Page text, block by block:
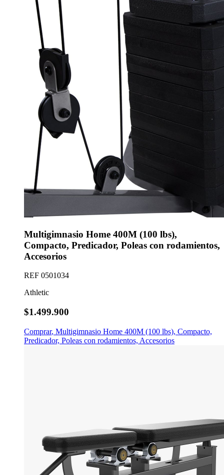
Multigimnasio Home 400M (100 lbs),
Compacto, Predicador, Poleas con rodamientos,
Accesorios
REF 0501034
Athletic
$1.499.900
Comprar, Multigimnasio Home 400M (100 lbs), Compacto,
Predicador, Poleas con rodamientos, Accesorios